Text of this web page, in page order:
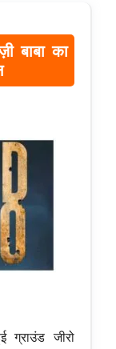
बाबा का
जीरो